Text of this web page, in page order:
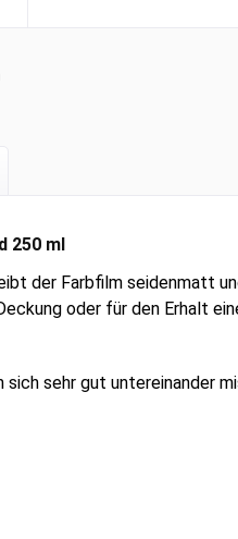
250 ml
der Farbfilm seidenmatt
oder für den Erhalt
sehr gut untereinander